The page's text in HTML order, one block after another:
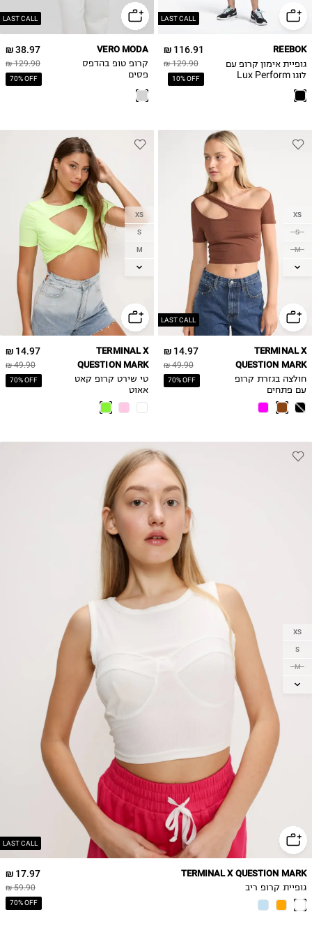
LAST CALL
116.91 ₪
129.90 ₪
10% OFF
REEBOK
גופיית אימון קרופ עם
לוגו Lux Perform
LAST CALL
38.97 ₪
129.90 ₪
70% OFF
VERO MODA
קרופ טופ בהדפס
פסים
LAST CALL
XS
S
M
L
14.97 ₪
49.90 ₪
70% OFF
TERMINAL X
QUESTION MARK
חולצה בגזרת קרופ
עם פתחים
דקורטיביים
XS
S
M
L
14.97 ₪
49.90 ₪
70% OFF
TERMINAL X
QUESTION MARK
טי שירט קרופ קאט
אאוט
LAST CALL
XS
S
M
L
17.97 ₪
59.90 ₪
70% OFF
TERMINAL X QUESTION MARK
גופיית קרופ ריב